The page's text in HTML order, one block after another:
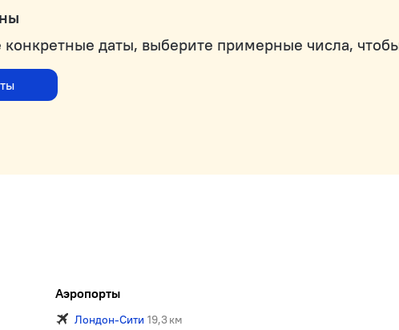
конкретные даты, выберите примерные числа,
Аэропорты
Лондон-Сити 19,3 км